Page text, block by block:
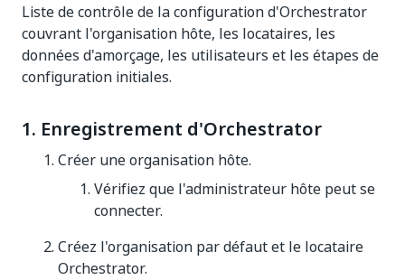
Liste de contrôle de la configuration d'Orchestrator
couvrant l'organisation hôte, les locataires, les
données d'amorçage, les utilisateurs et les étapes de
configuration initiales.
1. Enregistrement d'Orchestrator
Créer une organisation hôte.
Vérifiez que l'administrateur hôte peut se
connecter.
Créez l'organisation par défaut et le locataire
Orchestrator.